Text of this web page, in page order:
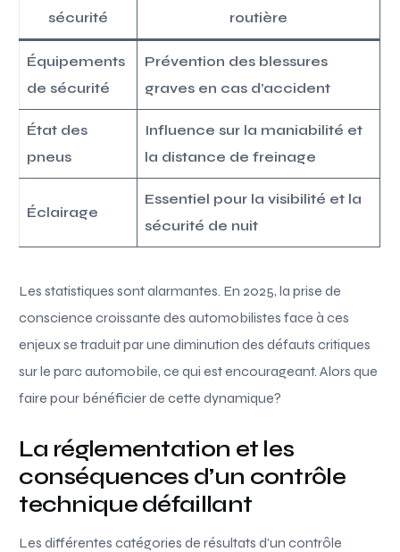
sécurité
routière
Équipements
de sécurité
Prévention des blessures
graves en cas d’accident
État des
pneus
Influence sur la maniabilité et
la distance de freinage
Éclairage
Essentiel pour la visibilité et la
sécurité de nuit
Les statistiques sont alarmantes. En 2025, la prise de
conscience croissante des automobilistes face à ces
enjeux se traduit par une diminution des défauts critiques
sur le parc automobile, ce qui est encourageant. Alors que
faire pour bénéficier de cette dynamique?
La réglementation et les
conséquences d’un contrôle
technique défaillant
Les différentes catégories de résultats d’un contrôle